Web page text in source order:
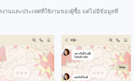
านและประเทศที่ใช้งานของผู้ซื้อ แต่ไม่มีข้อมูลที่